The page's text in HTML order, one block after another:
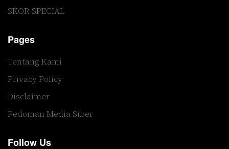
SKOR SPECIAL
Pages
Tentang Kami
Privacy Policy
Disclaimer
Pedoman Media Siber
Follow Us